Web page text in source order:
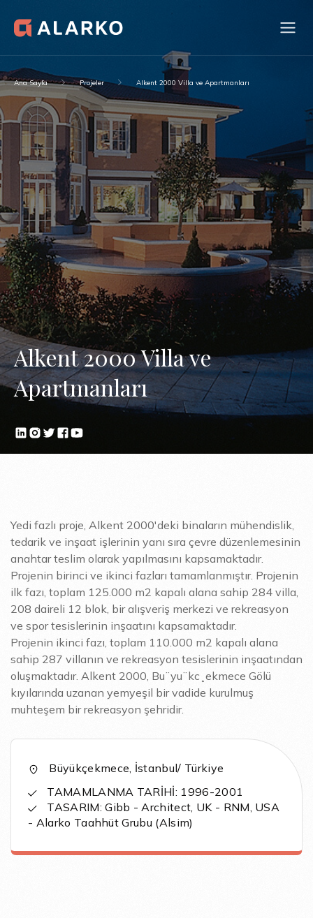
Ana Sayfa Projeler Alkent 2000 Villa ve Apartmanları
Alkent 2000 Villa ve
Apartmanları
Yedi fazlı proje, Alkent 2000'deki binaların mühendislik,
tedarik ve inşaat işlerinin yanı sıra çevre düzenlemesinin
anahtar teslim olarak yapılmasını kapsamaktadır.
Projenin birinci ve ikinci fazları tamamlanmıştır. Projenin
ilk fazı, toplam 125.000 m2 kapalı alana sahip 284 villa,
208 daireli 12 blok, bir alışveriş merkezi ve rekreasyon
ve spor tesislerinin inşaatını kapsamaktadır.
Projenin ikinci fazı, toplam 110.000 m2 kapalı alana
sahip 287 villanın ve rekreasyon tesislerinin inşaatından
oluşmaktadır. Alkent 2000, Bu¨yu¨kc¸ekmece Gölü
kıyılarında uzanan yemyeşil bir vadide kurulmuş
muhteşem bir rekreasyon şehridir.
Büyükçekmece, İstanbul/ Türkiye
TAMAMLANMA TARİHİ: 1996-2001
TASARIM: Gibb - Architect, UK - RNM, USA
- Alarko Taahhüt Grubu (Alsim)